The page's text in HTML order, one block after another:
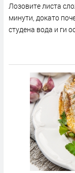
Лозовите листа
минути, докато
студена вода и ги